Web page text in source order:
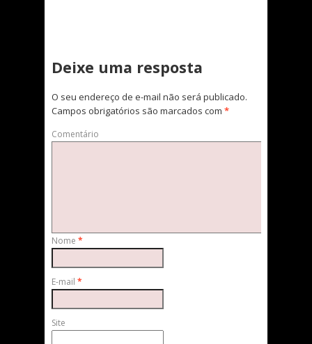
Deixe uma resposta
O seu endereço de e-mail não será publicado.
Campos obrigatórios são marcados com *
Comentário
Nome *
E-mail *
Site